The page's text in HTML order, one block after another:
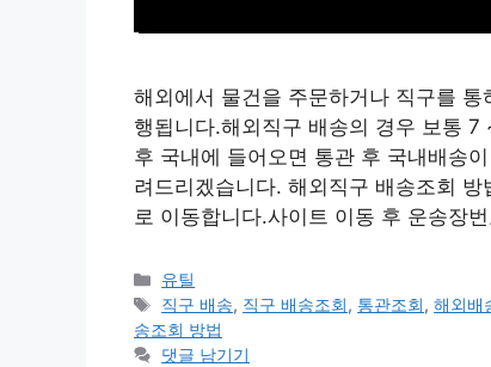
해외에서 물건을 주문하거나 직구를
행됩니다.해외직구 배송의 경우 보통
후 국내에 들어오면 통관 후 국내배송
려드리겠습니다. 해외직구 배송조회
로 이동합니다.사이트 이동 후 운송장
카
테
고
리
유틸
태
그
직구 배송, 직구 배송조회, 통관조회,해외배
송조회 방법
댓글 남기기